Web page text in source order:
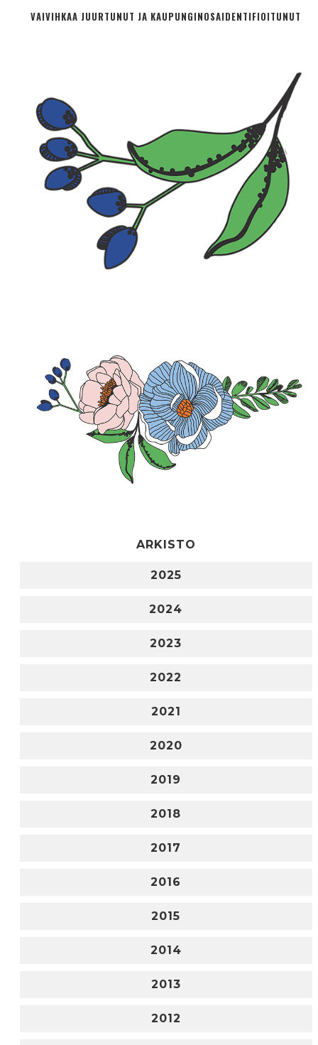
VAIVIHKAA JUURTUNUT JA KAUPUNGINOSA­IDENTIFIOITUNUT
ARKISTO
2025
2024
2023
2022
2021
2020
2019
2018
2017
2016
2015
2014
2013
2012